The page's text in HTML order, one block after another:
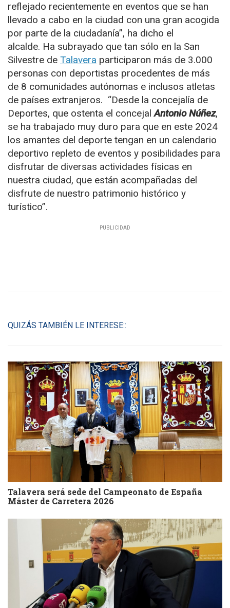
reflejado recientemente en eventos que se han
llevado a cabo en la ciudad con una gran acogida
por parte de la ciudadanía”, ha dicho el
alcalde. Ha subrayado que tan sólo en la San
Silvestre de Talavera participaron más de 3.000
personas con deportistas procedentes de más
de 8 comunidades autónomas e inclusos atletas
de países extranjeros. “Desde la concejalía de
Deportes, que ostenta el concejalAntonio Núñez,
se ha trabajado muy duro para que en este 2024
los amantes del deporte tengan en un calendario
deportivo repleto de eventos y posibilidades para
disfrutar de diversas actividades físicas en
nuestra ciudad, que están acompañadas del
disfrute de nuestro patrimonio histórico y
turístico”.
QUIZÁS TAMBIÉN LE INTERESE::
Talavera será sede del Campeonato de España
Máster de Carretera 2026